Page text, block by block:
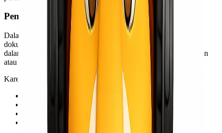
Pentingnya Packing dan Dokumen DG
Dalam pengiriman Dangerous Goods via freighter, kelengkapan
dokumen dan standar packing menjadi faktor utama. Kesalahan
dalam klasifikasi atau labeling dapat menyebabkan cargo tertahan
atau ditolak oleh maskapai.
Karena itu, Lionel Express membantu customer memastikan:
Kategori barang sesuai klasifikasi DG
Packing aman sesuai standar
Labeling lengkap
Dokumen shipment sesuai kebutuhan